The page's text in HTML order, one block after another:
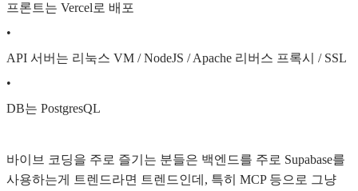
프론트는 Vercel로 배포
•
API 서버는 리눅스 VM / NodeJS / Apache 리버스 프록시 / SSL
•
DB는 PostgresQL
바이브 코딩을 주로 즐기는 분들은 백엔드를 주로 Supabase를
사용하는게 트렌드라면 트렌드인데, 특히 MCP 등으로 그냥